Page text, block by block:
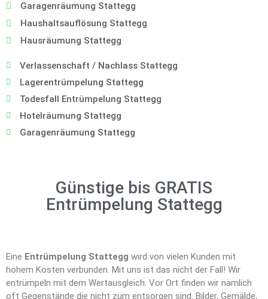
Garagenräumung Stattegg
Haushaltsauflösung Stattegg
Hausräumung Stattegg
Verlassenschaft / Nachlass Stattegg
Lagerentrümpelung Stattegg
Todesfall Entrümpelung Stattegg
Hotelräumung Stattegg
Garagenräumung Stattegg
Günstige bis GRATIS
Entrümpelung Stattegg
Eine Entrümpelung Stattegg wird von vielen Kunden mit
hohem Kosten verbunden. Mit uns ist das nicht der Fall! Wir
entrümpeln mit dem Wertausgleich. Vor Ort finden wir nämlich
oft Gegenstände die nicht zum entsorgen sind. Bilder, Gemälde,